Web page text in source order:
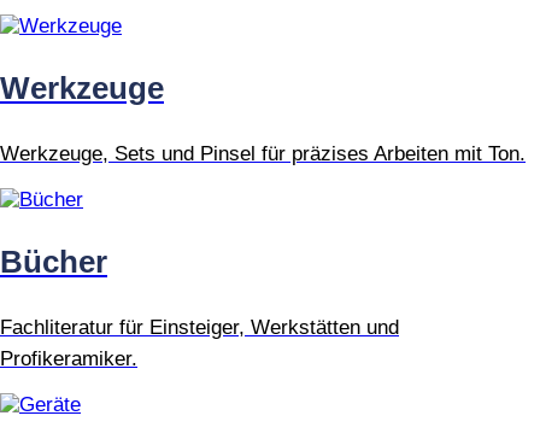
Werkzeuge
Werkzeuge, Sets und Pinsel für präzises Arbeiten mit Ton.
Bücher
Fachliteratur für Einsteiger, Werkstätten und
Profikeramiker.